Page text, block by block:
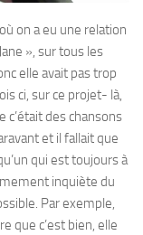
on a eu une relation
», sur tous les
elle avait pas trop
ci, sur ce projet- là,
c’était des chansons
et il fallait que
qui est toujours à
inquiète du
Par exemple,
que c’est bien, elle